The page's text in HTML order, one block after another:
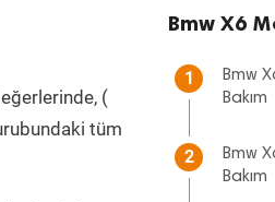
(
tüm
Bmw X6
1
Bmw
Bakım
2
Bmw
Bakım